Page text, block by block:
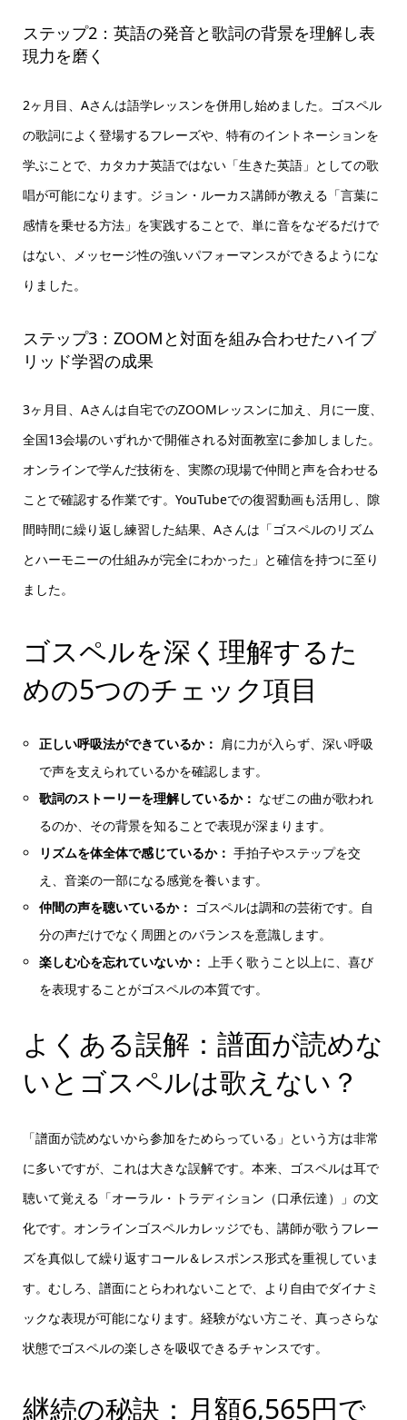
ステップ2：英語の発音と歌詞の背景を理解し表
現力を磨く
2ヶ月目、Aさんは語学レッスンを併用し始めました。ゴスペル
の歌詞によく登場するフレーズや、特有のイントネーションを
学ぶことで、カタカナ英語ではない「生きた英語」としての歌
唱が可能になります。ジョン・ルーカス講師が教える「言葉に
感情を乗せる方法」を実践することで、単に音をなぞるだけで
はない、メッセージ性の強いパフォーマンスができるようにな
りました。
ステップ3：ZOOMと対面を組み合わせたハイブ
リッド学習の成果
3ヶ月目、Aさんは自宅でのZOOMレッスンに加え、月に一度、
全国13会場のいずれかで開催される対面教室に参加しました。
オンラインで学んだ技術を、実際の現場で仲間と声を合わせる
ことで確認する作業です。YouTubeでの復習動画も活用し、隙
間時間に繰り返し練習した結果、Aさんは「ゴスペルのリズム
とハーモニーの仕組みが完全にわかった」と確信を持つに至り
ました。
ゴスペルを深く理解するた
めの5つのチェック項目
正しい呼吸法ができているか： 肩に力が入らず、深い呼吸
で声を支えられているかを確認します。
歌詞のストーリーを理解しているか： なぜこの曲が歌われ
るのか、その背景を知ることで表現が深まります。
リズムを体全体で感じているか： 手拍子やステップを交
え、音楽の一部になる感覚を養います。
仲間の声を聴いているか： ゴスペルは調和の芸術です。自
分の声だけでなく周囲とのバランスを意識します。
楽しむ心を忘れていないか： 上手く歌うこと以上に、喜び
を表現することがゴスペルの本質です。
よくある誤解：譜面が読めな
いとゴスペルは歌えない？
「譜面が読めないから参加をためらっている」という方は非常
に多いですが、これは大きな誤解です。本来、ゴスペルは耳で
聴いて覚える「オーラル・トラディション（口承伝達）」の文
化です。オンラインゴスペルカレッジでも、講師が歌うフレー
ズを真似して繰り返すコール＆レスポンス形式を重視していま
す。むしろ、譜面にとらわれないことで、より自由でダイナミ
ックな表現が可能になります。経験がない方こそ、真っさらな
状態でゴスペルの楽しさを吸収できるチャンスです。
継続の秘訣：月額6,565円で